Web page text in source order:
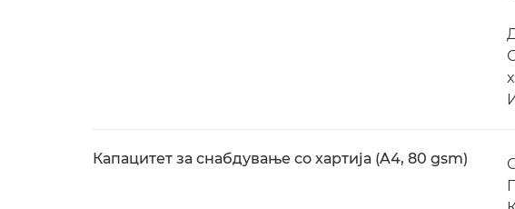
Капацитет за снабдување со хартија (A4, 80 gsm)